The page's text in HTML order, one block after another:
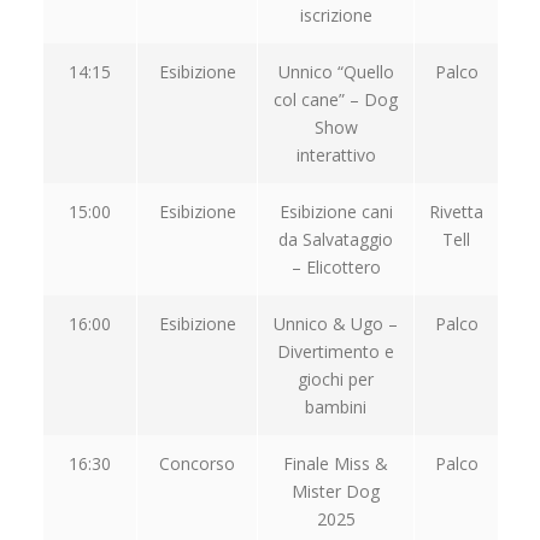
iscrizione
14:15 Esibizione
Unnico “Quello
col cane” – Dog
Show
interattivo
Palco
15:00 Esibizione
Esibizione cani
da Salvataggio
– Elicottero
Rivetta
Tell
16:00 Esibizione
Unnico & Ugo –
Divertimento e
giochi per
bambini
Palco
16:30 Concorso
Finale Miss &
Mister Dog
2025
Palco